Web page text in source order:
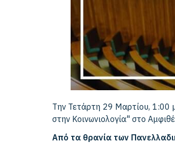
Την Τετάρτη 29 Μαρτίου, 1:00
στην Κοινωνιολογία" στο
Από τα θρανία των